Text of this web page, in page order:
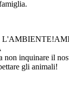
non inquinare il
gli animali!